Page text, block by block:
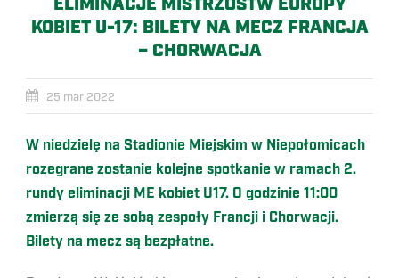
KOBIET U-17: BILETY NA MECZ FRANCJA
– CHORWACJA
25 mar 2022
W niedzielę na Stadionie Miejskim w Niepołomicach
rozegrane zostanie kolejne spotkanie w ramach 2.
rundy eliminacji ME kobiet U17. O godzinie 11:00
zmierzą się ze sobą zespoły Francji i Chorwacji.
Bilety na mecz są bezpłatne.